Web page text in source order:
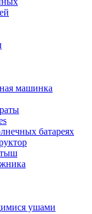
машинка
батареях
ушами